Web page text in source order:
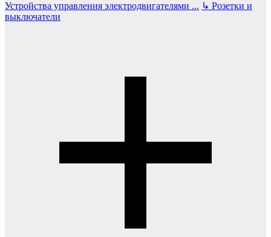
Устройства управления электродвигателями ... ↳ Розетки и
выключатели